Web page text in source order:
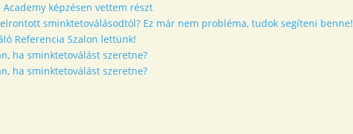
képzésen vettem részt
sminktetoválásodtól? Ez már nem probléma, tudok segíteni benne!
Referencia Szalon lettünk!
ha sminktetoválást szeretne?
ha sminktetoválást szeretne?